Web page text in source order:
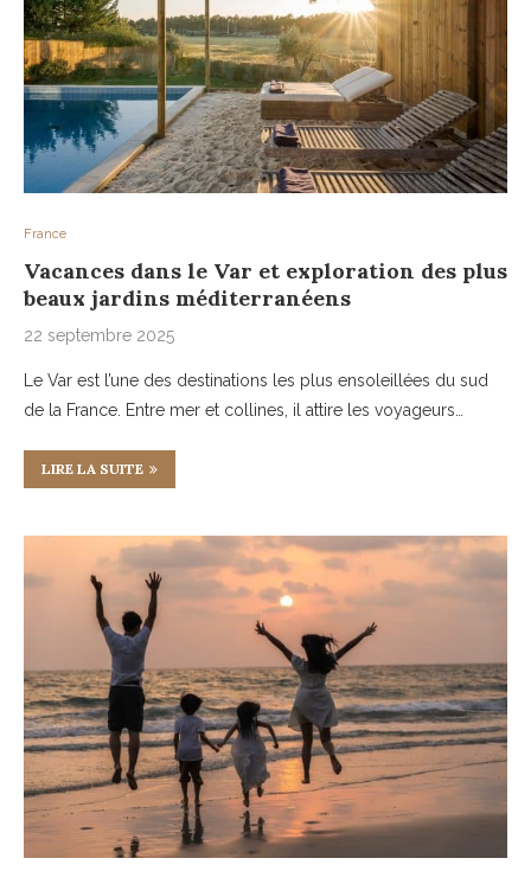
France
Vacances dans le Var et exploration des plus
beaux jardins méditerranéens
22 septembre 2025
Le Var est l’une des destinations les plus ensoleillées du sud
de la France. Entre mer et collines, il attire les voyageurs…
LIRE LA SUITE